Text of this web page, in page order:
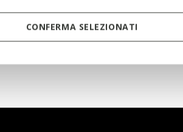
CONFERMA SELEZIONATI